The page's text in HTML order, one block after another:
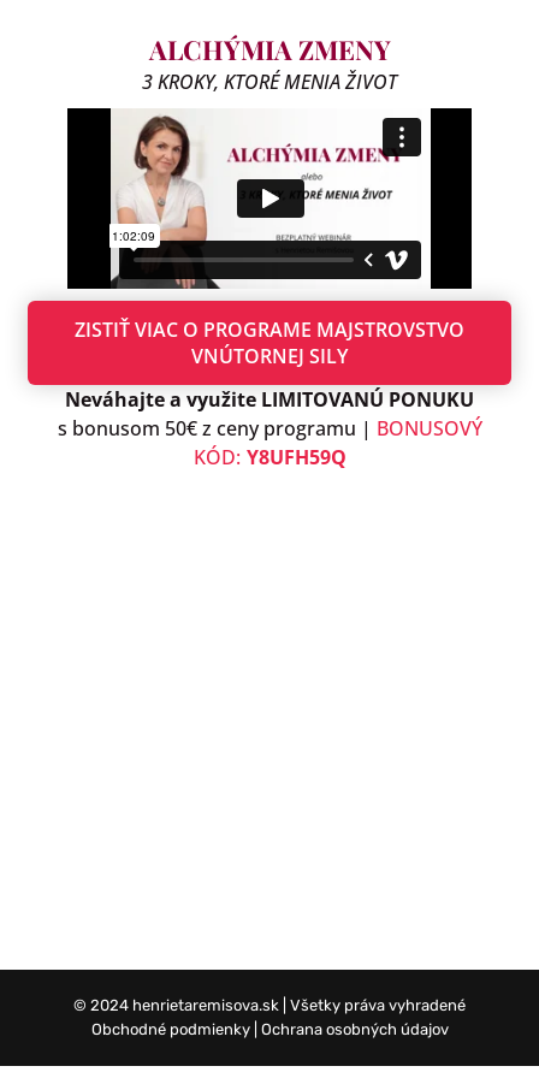
ALCHÝMIA ZMENY
3 KROKY, KTORÉ MENIA ŽIVOT
ZISTIŤ VIAC O PROGRAME MAJSTROVSTVO
VNÚTORNEJ SILY
Neváhajte a využite LIMITOVANÚ PONUKU
s bonusom 50€ z ceny programu | BONUSOVÝ
KÓD: Y8UFH59Q
© 2024 henrietaremisova.sk | Všetky práva vyhradené
Obchodné podmienky| Ochrana osobných údajov